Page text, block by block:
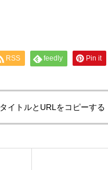
RSS feedly Pin it
イトルとURLをコピーする